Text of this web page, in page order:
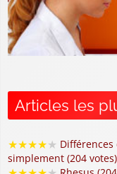
Articles les
★★★★★
simplement (204 votes)